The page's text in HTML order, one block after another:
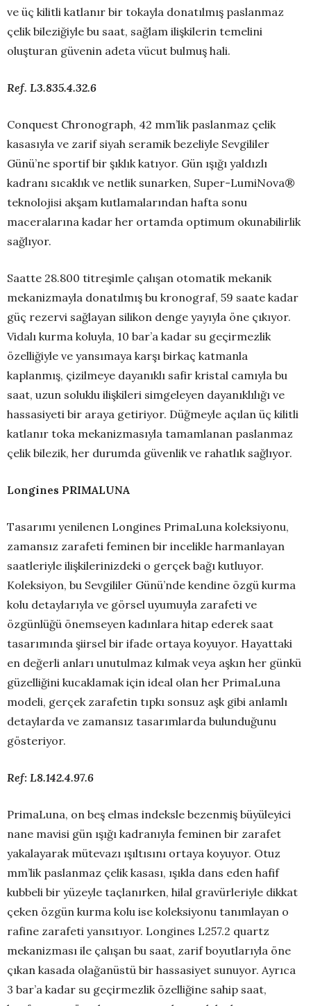
ve üç kilitli katlanır bir tokayla donatılmış paslanmaz
çelik bileziğiyle bu saat, sağlam ilişkilerin temelini
oluşturan güvenin adeta vücut bulmuş hali.
Ref. L3.835.4.32.6
Conquest Chronograph, 42 mm’lik paslanmaz çelik
kasasıyla ve zarif siyah seramik bezeliyle Sevgililer
Günü’ne sportif bir şıklık katıyor. Gün ışığı yaldızlı
kadranı sıcaklık ve netlik sunarken, Super-LumiNova®
teknolojisi akşam kutlamalarından hafta sonu
maceralarına kadar her ortamda optimum okunabilirlik
sağlıyor.
Saatte 28.800 titreşimle çalışan otomatik mekanik
mekanizmayla donatılmış bu kronograf, 59 saate kadar
güç rezervi sağlayan silikon denge yayıyla öne çıkıyor.
Vidalı kurma koluyla, 10 bar’a kadar su geçirmezlik
özelliğiyle ve yansımaya karşı birkaç katmanla
kaplanmış, çizilmeye dayanıklı safir kristal camıyla bu
saat, uzun soluklu ilişkileri simgeleyen dayanıklılığı ve
hassasiyeti bir araya getiriyor. Düğmeyle açılan üç kilitli
katlanır toka mekanizmasıyla tamamlanan paslanmaz
çelik bilezik, her durumda güvenlik ve rahatlık sağlıyor.
Longines PRIMALUNA
Tasarımı yenilenen Longines PrimaLuna koleksiyonu,
zamansız zarafeti feminen bir incelikle harmanlayan
saatleriyle ilişkilerinizdeki o gerçek bağı kutluyor.
Koleksiyon, bu Sevgililer Günü’nde kendine özgü kurma
kolu detaylarıyla ve görsel uyumuyla zarafeti ve
özgünlüğü önemseyen kadınlara hitap ederek saat
tasarımında şiirsel bir ifade ortaya koyuyor. Hayattaki
en değerli anları unutulmaz kılmak veya aşkın her günkü
güzelliğini kucaklamak için ideal olan her PrimaLuna
modeli, gerçek zarafetin tıpkı sonsuz aşk gibi anlamlı
detaylarda ve zamansız tasarımlarda bulunduğunu
gösteriyor.
Ref: L8.142.4.97.6
PrimaLuna, on beş elmas indeksle bezenmiş büyüleyici
nane mavisi gün ışığı kadranıyla feminen bir zarafet
yakalayarak mütevazı ışıltısını ortaya koyuyor. Otuz
mm’lik paslanmaz çelik kasası, ışıkla dans eden hafif
kubbeli bir yüzeyle taçlanırken, hilal gravürleriyle dikkat
çeken özgün kurma kolu ise koleksiyonu tanımlayan o
rafine zarafeti yansıtıyor. Longines L257.2 quartz
mekanizması ile çalışan bu saat, zarif boyutlarıyla öne
çıkan kasada olağanüstü bir hassasiyet sunuyor. Ayrıca
3 bar’a kadar su geçirmezlik özelliğine sahip saat,